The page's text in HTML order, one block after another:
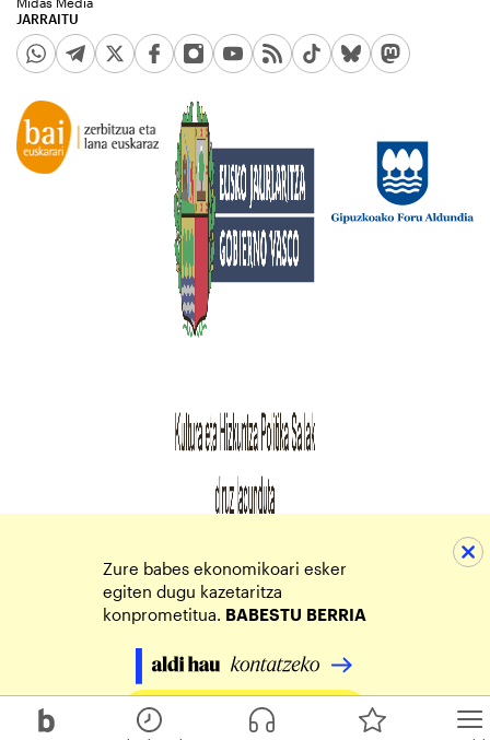
JARRAITU
Zure babes ekonomikoari esker
egiten dugu kazetaritza
konprometitua. BABESTU BERRIA
Egin zure ekarpena